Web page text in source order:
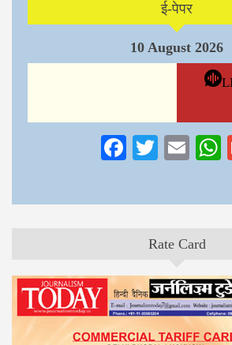
ई-पेपर
10 August 2026
Facebook
Twitter
Rate Card